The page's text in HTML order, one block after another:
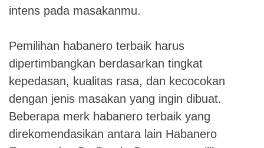
intens pada masakanmu.
Pemilihan habanero terbaik harus
dipertimbangkan berdasarkan tingkat
kepedasan, kualitas rasa, dan kecocokan
dengan jenis masakan yang ingin dibuat.
Beberapa merk habanero terbaik yang
direkomendasikan antara lain Habanero